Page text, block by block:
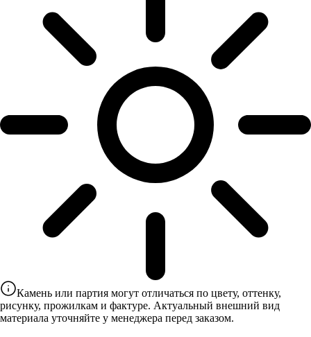
Камень или партия могут отличаться по цвету, оттенку,
рисунку, прожилкам и фактуре. Актуальный внешний вид
материала уточняйте у менеджера перед заказом.